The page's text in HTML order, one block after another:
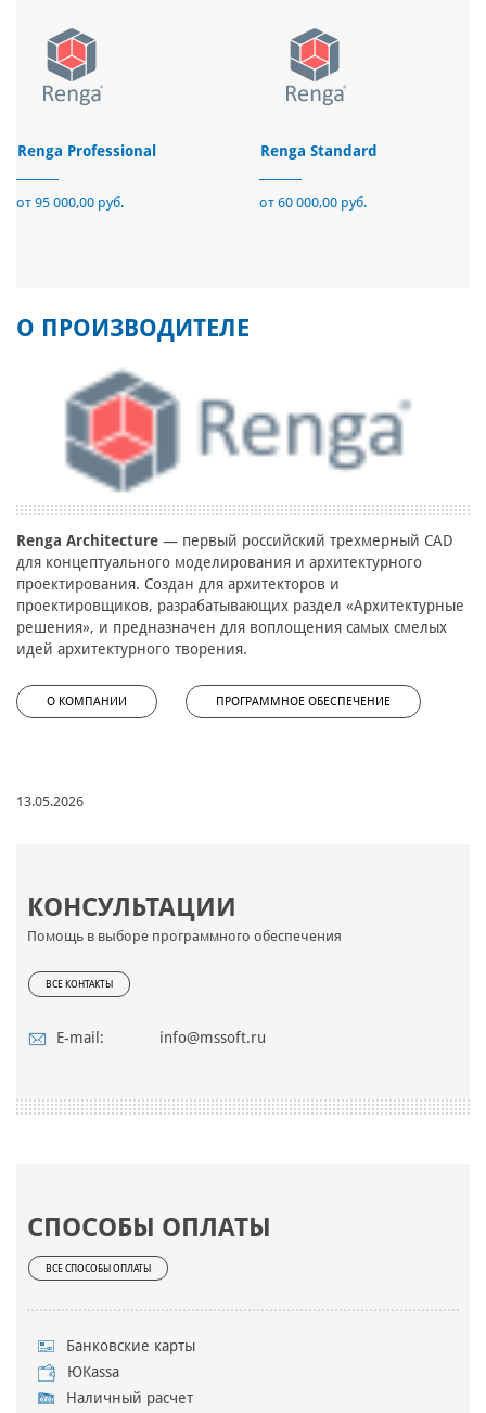
КОНСУЛЬТАЦИИ
Помощь в выборе программного обеспечения
ВСЕ КОНТАКТЫ
E-mail: info@mssoft.ru
СПОСОБЫ ОПЛАТЫ
ВСЕ СПОСОБЫ ОПЛАТЫ
Банковские карты
ЮKassa
Наличный расчет
Renga Professional
от 95 000,00 руб.
Renga Standard
от 60 000,00 руб.
О ПРОИЗВОДИТЕЛЕ
Renga Architecture — первый российский трехмерный CAD
для концептуального моделирования и архитектурного
проектирования. Создан для архитекторов и
проектировщиков, разрабатывающих раздел «Архитектурные
решения», и предназначен для воплощения самых смелых
идей архитектурного творения.
О КОМПАНИИ ПРОГРАММНОЕ ОБЕСПЕЧЕНИЕ
13.05.2026